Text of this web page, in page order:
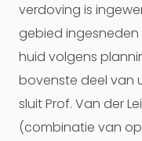
verdoving is
gebied
huid volgens
bovenste deel van
sluit Prof. Van der
(combinatie van